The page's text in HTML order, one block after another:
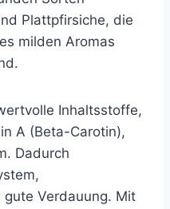
Plattpfirsiche, die
milden Aromas
Inhaltsstoffe,
A (Beta-Carotin),
Dadurch
Verdauung. Mit